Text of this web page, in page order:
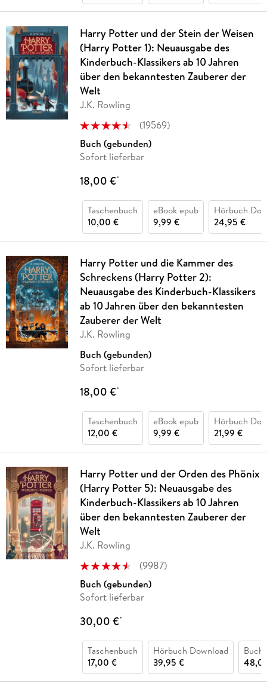
Harry Potter und der Stein der Weisen
(Harry Potter 1): Neuausgabe des
Kinderbuch-Klassikers ab 10 Jahren
über den bekanntesten Zauberer der
Welt
J.K. Rowling
(19569)
Buch (gebunden)
Sofort lieferbar
18,00 €*
Taschenbuch
10,00 €
eBook epub
9,99 €
Hörbuch
24,95 €
Harry Potter und die Kammer des
Schreckens (Harry Potter 2):
Neuausgabe des Kinderbuch-Klassikers
ab 10 Jahren über den bekanntesten
Zauberer der Welt
J.K. Rowling
Buch (gebunden)
Sofort lieferbar
18,00 €*
Taschenbuch
12,00 €
eBook epub
9,99 €
Hörbuch
21,99 €
Harry Potter und der Orden des Phönix
(Harry Potter 5): Neuausgabe des
Kinderbuch-Klassikers ab 10 Jahren
über den bekanntesten Zauberer der
Welt
J.K. Rowling
(9987)
Buch (gebunden)
Sofort lieferbar
30,00 €*
Taschenbuch
17,00 €
Hörbuch Download
39,95 €
Buch